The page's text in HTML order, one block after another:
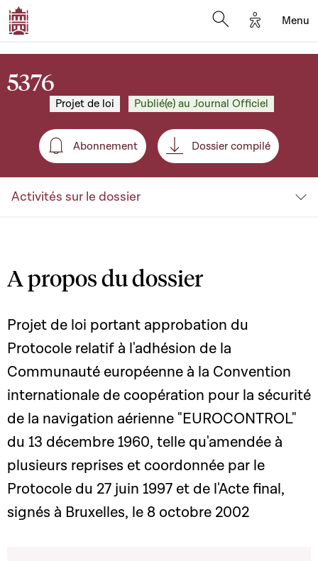
Options
Menu
5376
Projet de loi Publié(e) au Journal Officiel
Abonnement
Abonnement Dossier compilé
Activités sur le dossier
A propos du dossier
Projet de loi portant approbation du
Protocole relatif à l'adhésion de la
Communauté européenne à la Convention
internationale de coopération pour la sécurité
de la navigation aérienne "EUROCONTROL"
du 13 décembre 1960, telle qu'amendée à
plusieurs reprises et coordonnée par le
Protocole du 27 juin 1997 et de l'Acte final,
signés à Bruxelles, le 8 octobre 2002